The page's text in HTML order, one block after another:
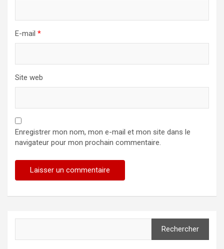
E-mail *
Site web
Enregistrer mon nom, mon e-mail et mon site dans le
navigateur pour mon prochain commentaire.
Rechercher